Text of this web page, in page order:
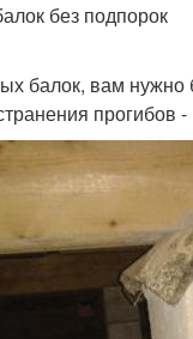
без подпорок
балок, вам
прогибов